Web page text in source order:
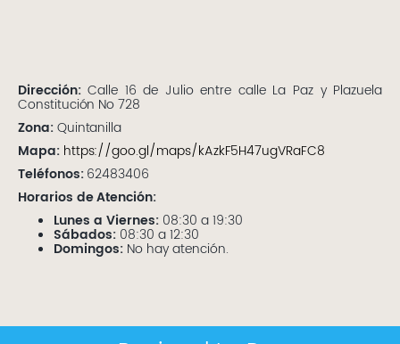
Dirección:Calle 16 de Julio entre calle La Paz y Plazuela
Constitución No 728
Zona:Quintanilla
Mapa: https://goo.gl/maps/kAzkF5H47ugVRaFC8
Teléfonos:62483406
Horarios de Atención:
Lunes a Viernes: 08:30 a 19:30
Sábados: 08:30 a 12:30
Domingos: No hay atención.